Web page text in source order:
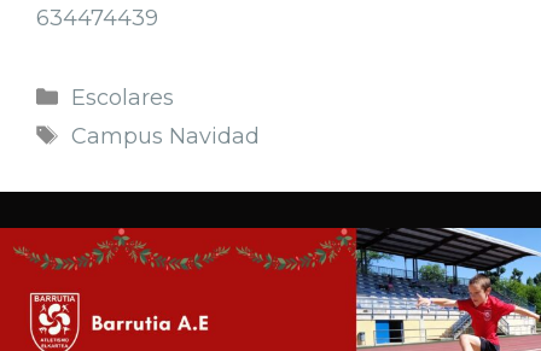
634474439
Escolares
Campus Navidad